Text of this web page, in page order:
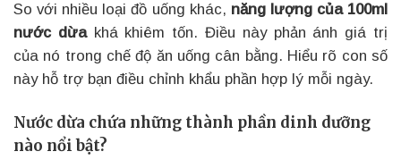
So với nhiều loại đồ uống khác, năng lượng của 100ml
nước dừakhá khiêm tốn. Điều này phản ánh giá trị
của nó trong chế độ ăn uống cân bằng. Hiểu rõ con số
này hỗ trợ bạn điều chỉnh khẩu phần hợp lý mỗi ngày.
Nước dừa chứa những thành phần dinh dưỡng
nào nổi bật?